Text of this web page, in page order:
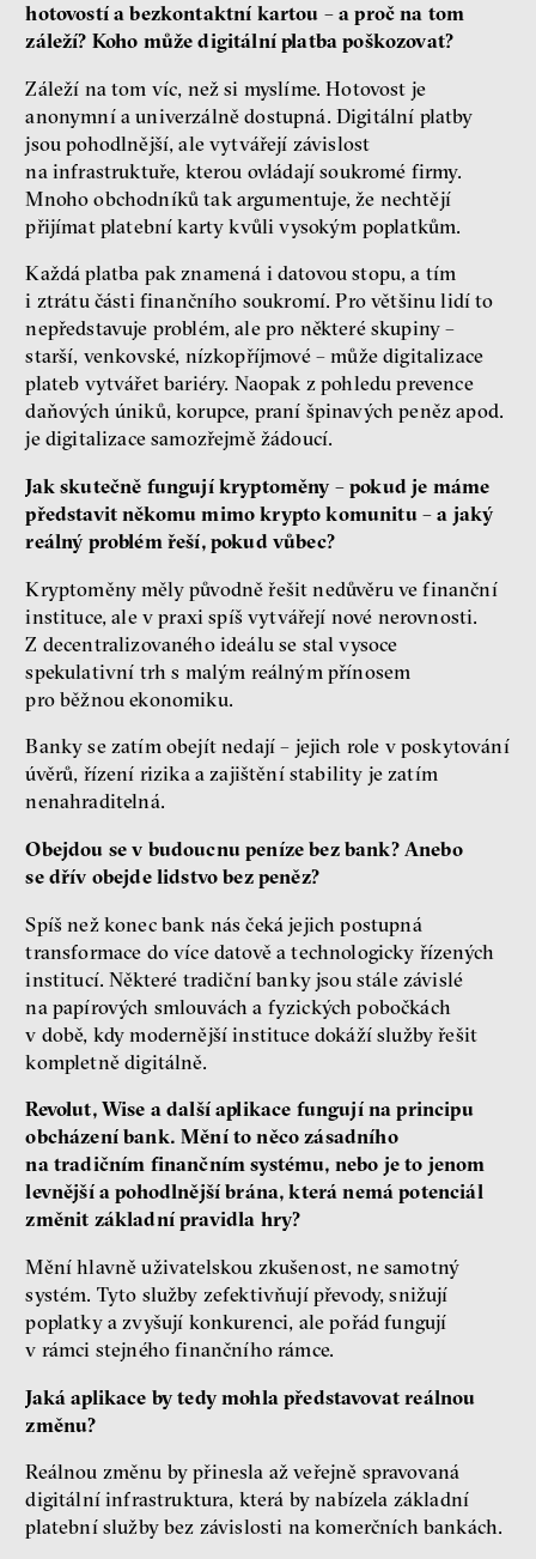
hotovostí a bezkontaktní kartou – a proč na tom
záleží? Koho může digitální platba poškozovat?
Záleží na tom víc, než si myslíme. Hotovost je
anonymní a univerzálně dostupná. Digitální platby
jsou pohodlnější, ale vytvářejí závislost
na infrastruktuře, kterou ovládají soukromé firmy.
Mnoho obchodníků tak argumentuje, že nechtějí
přijímat platební karty kvůli vysokým poplatkům.
Každá platba pak znamená i datovou stopu, a tím
i ztrátu části finančního soukromí. Pro většinu lidí to
nepředstavuje problém, ale pro některé skupiny –
starší, venkovské, nízkopříjmové – může digitalizace
plateb vytvářet bariéry. Naopak z pohledu prevence
daňových úniků, korupce, praní špinavých peněz apod.
je digitalizace samozřejmě žádoucí.
Jak skutečně fungují kryptoměny – pokud je máme
představit někomu mimo krypto komunitu – a jaký
reálný problém řeší, pokud vůbec?
Kryptoměny měly původně řešit nedůvěru ve finanční
instituce, ale v praxi spíš vytvářejí nové nerovnosti.
Z decentralizovaného ideálu se stal vysoce
spekulativní trh s malým reálným přínosem
pro běžnou ekonomiku.
Banky se zatím obejít nedají – jejich role v poskytování
úvěrů, řízení rizika a zajištění stability je zatím
nenahraditelná.
Obejdou se v budoucnu peníze bez bank? Anebo
se dřív obejde lidstvo bez peněz?
Spíš než konec bank nás čeká jejich postupná
transformace do více datově a technologicky řízených
institucí. Některé tradiční banky jsou stále závislé
na papírových smlouvách a fyzických pobočkách
v době, kdy modernější instituce dokáží služby řešit
kompletně digitálně.
Revolut, Wise a další aplikace fungují na principu
obcházení bank. Mění to něco zásadního
na tradičním finančním systému, nebo je to jenom
levnější a pohodlnější brána, která nemá potenciál
změnit základní pravidla hry?
Mění hlavně uživatelskou zkušenost, ne samotný
systém. Tyto služby zefektivňují převody, snižují
poplatky a zvyšují konkurenci, ale pořád fungují
v rámci stejného finančního rámce.
Jaká aplikace by tedy mohla představovat reálnou
změnu?
Reálnou změnu by přinesla až veřejně spravovaná
digitální infrastruktura, která by nabízela základní
platební služby bez závislosti na komerčních bankách.